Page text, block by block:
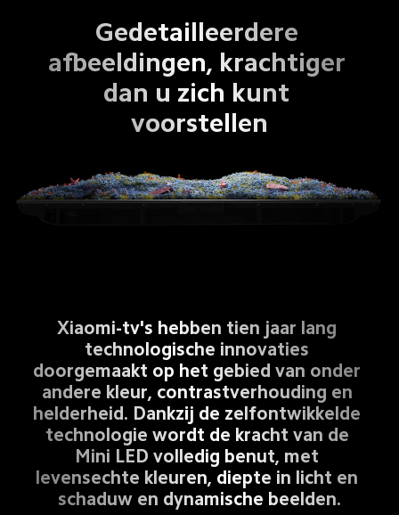
Gedetailleerdere
afbeeldingen, krachtiger
dan u zich kunt
voorstellen
Xiaomi-tv's hebben tien jaar lang
technologische innovaties
doorgemaakt op het gebied van onder
andere kleur, contrastverhouding en
helderheid. Dankzij de zelfontwikkelde
technologie wordt de kracht van de
Mini LED volledig benut, met
levensechte kleuren, diepte in licht en
schaduw en dynamische beelden.